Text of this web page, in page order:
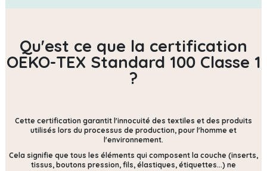
Qu'est ce que la certification
OEKO-TEX Standard 100 Classe 1
?
Cette certification garantit l'innocuité des textiles et des produits
utilisés lors du processus de production, pour l'homme et
l'environnement.
Cela signifie que tous les éléments qui composent la couche (inserts,
tissus, boutons pression, fils, élastiques, étiquettes...) ne